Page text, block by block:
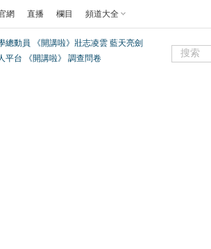
網 直播 欄目 頻道大全
總動員
《開講啦》壯志凌雲 藍天亮劍
平台
《開講啦》 調查問卷